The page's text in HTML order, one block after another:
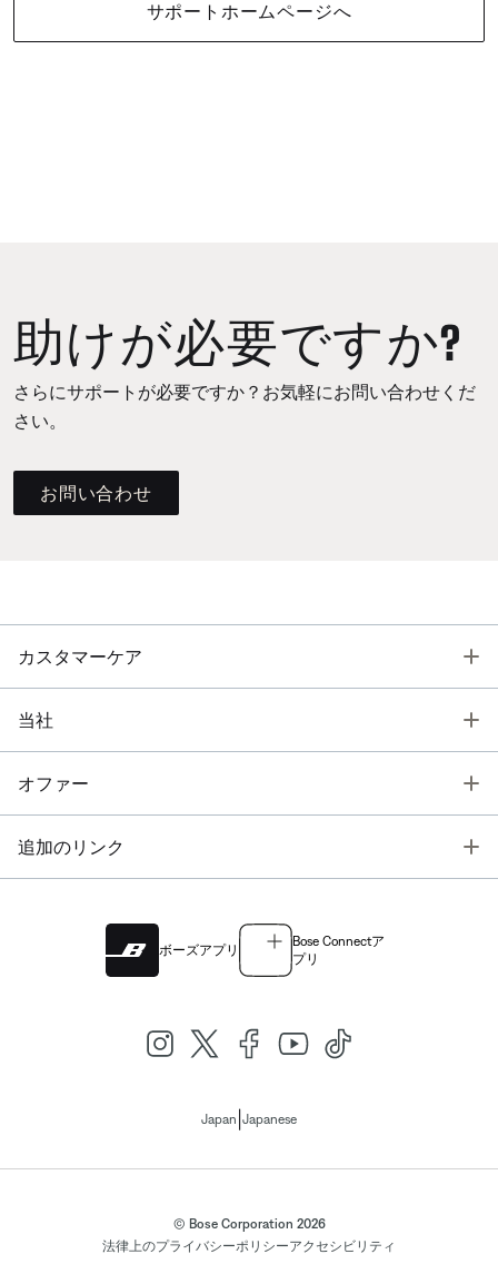
サポートホームページへ
助けが必要ですか?
さらにサポートが必要ですか？お気軽にお問い合わせくだ
さい。
お問い合わせ
カスタマーケア
当社
オファー
追加のリンク
ボーズアプリ
Bose Connectア
プリ
Japan Japanese
© Bose Corporation 2026
法律上のプライバシーポリシーアクセシビリティ